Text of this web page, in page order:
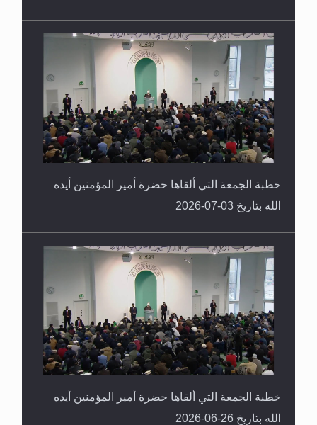
خطبة الجمعة التي ألقاها حضرة أمير المؤمنين أيده
الله بتاريخ 03-07-2026
خطبة الجمعة التي ألقاها حضرة أمير المؤمنين أيده
الله بتاريخ 26-06-2026